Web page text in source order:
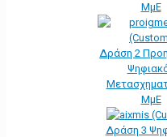
ΜμΕ
Δράση 2
ΜμΕ
Δράση 3